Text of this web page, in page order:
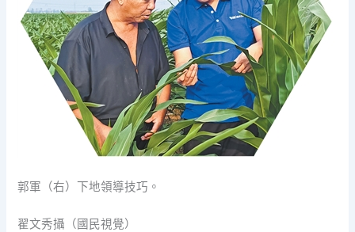
郭軍（右）下地領導技巧。
翟文秀攝（國民視覺）